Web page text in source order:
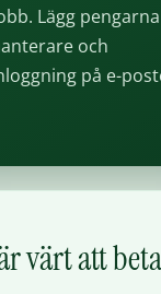
Lägg
och
på e-
värt att